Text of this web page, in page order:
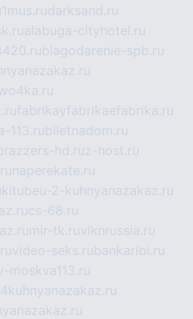
1mus.rudarksand.ru
alabuga-cityhotel.ru
blagodarenie-spb.ru
fabrikayfabrikaefabrika.ru
113.rubiletnadom.ru
hd.ruz-host.ru
naperekate.ru
kitubeu-2-kuhnyanazakaz.ru
cs-68.ru
mir-tk.ruvlknrussia.ru
video-seks.rubankaribi.ru
moskva113.ru